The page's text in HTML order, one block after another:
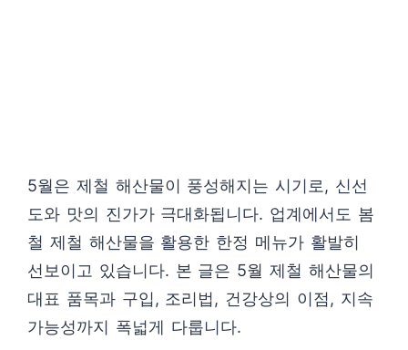
5월은 제철 해산물이 풍성해지는 시기로, 신선
도와 맛의 진가가 극대화됩니다. 업계에서도 봄
철 제철 해산물을 활용한 한정 메뉴가 활발히
선보이고 있습니다. 본 글은 5월 제철 해산물의
대표 품목과 구입, 조리법, 건강상의 이점, 지속
가능성까지 폭넓게 다룹니다.